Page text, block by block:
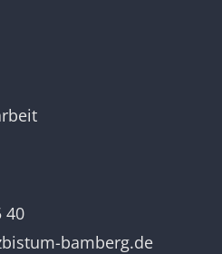
40
bamberg.de